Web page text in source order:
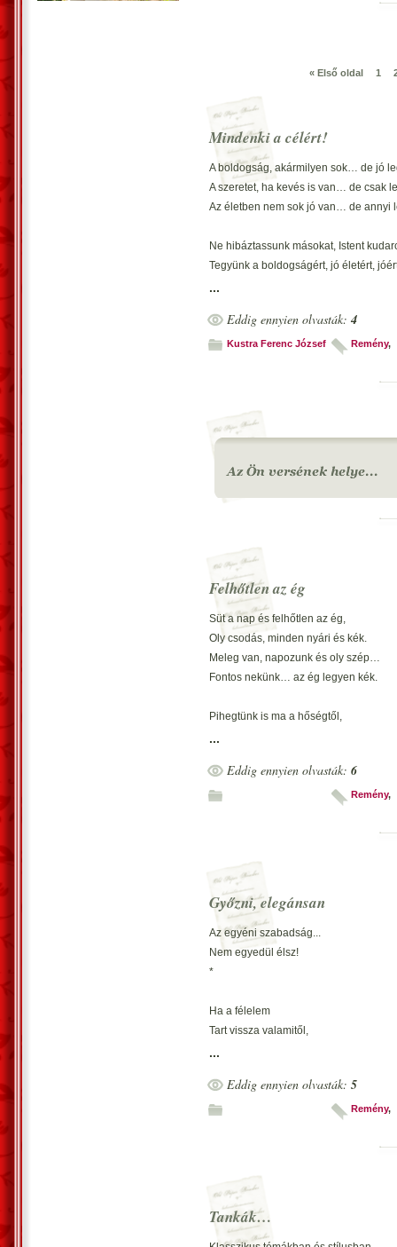
« Első oldal 1
Mindenki a célért!
A boldogság, akármilyen sok… de jó
A szeretet, ha kevés is van… de csak
Az életben nem sok jó van… de annyi
Ne hibáztassunk másokat, Istent
Tegyünk a boldogságért, jó életért,
Vecsés, 2013. február 27. - Kustra
...
Eddig ennyien olvasták: 4
Kustra Ferenc József Remény,
Felhőtlen az ég
Süt a nap és felhőtlen az ég,
Oly csodás, minden nyári és kék.
Meleg van, napozunk és oly szép…
Fontos nekünk… az ég legyen kék.
Pihegtünk is ma a hőségtől,
Ültünk árnyékba; estre kopott.
...
Eddig ennyien olvasták: 6
Remény,
Győzni, elegánsan
Az egyéni szabadság...
Nem egyedül élsz!
*
Ha a félelem
Tart vissza valamitől,
Ha meggyőződés
Fő az értelem!
A sorok közt olvasni,
...
Eddig ennyien olvasták: 5
Remény,
Tankák…